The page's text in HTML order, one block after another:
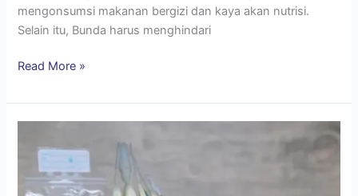
mengonsumsi makanan bergizi dan kaya akan nutrisi.
Selain itu, Bunda harus menghindari
Read More »
Warna
Susu